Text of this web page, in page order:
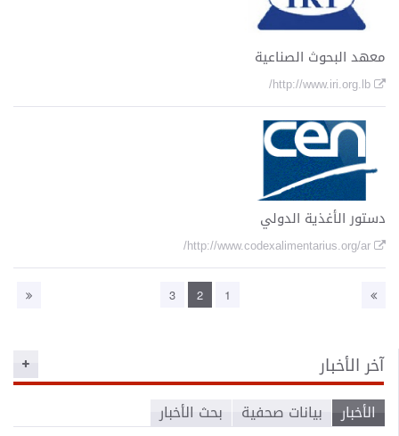
معهد البحوث الصناعية
دستور الأغذية الدولي
1
2
3
آخر الأخبار
الأخبار بيانات صحفية بحث الأخبار